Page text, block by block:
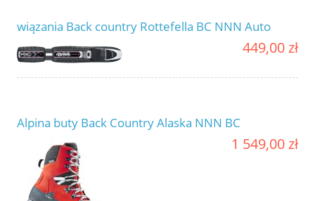
wiązania Back country Rottefella BC NNN Auto
449,00 zł
Alpina buty Back Country Alaska NNN BC
1 549,00 zł